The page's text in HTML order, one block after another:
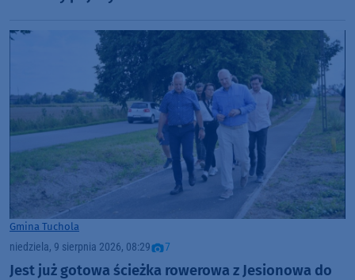
Gmina Tuchola
niedziela, 9 sierpnia 2026, 08:29 7
Jest już gotowa ścieżka rowerowa z Jesionowa do